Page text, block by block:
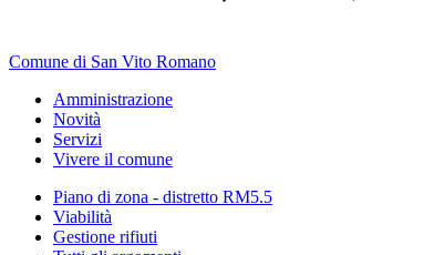
Comune di San Vito Romano
Amministrazione
Novità
Servizi
Vivere il comune
Piano di zona - distretto RM5.5
Viabilità
Gestione rifiuti